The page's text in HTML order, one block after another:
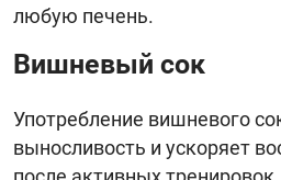
любую печень.
Вишневый сок
Употребление вишневого
выносливость и ускоряет